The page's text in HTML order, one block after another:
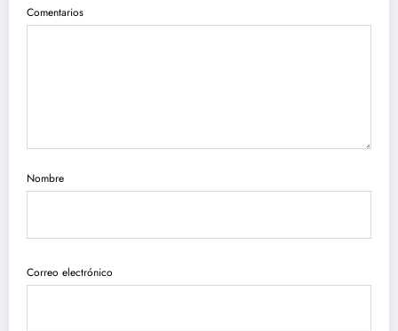
Comentarios
Nombre
Correo electrónico